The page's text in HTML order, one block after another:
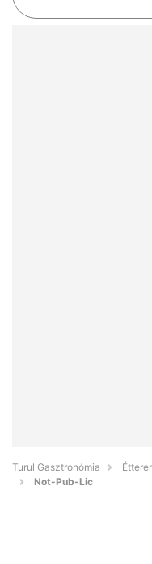
Turul Gasztronómia
Not-Pub-Lic